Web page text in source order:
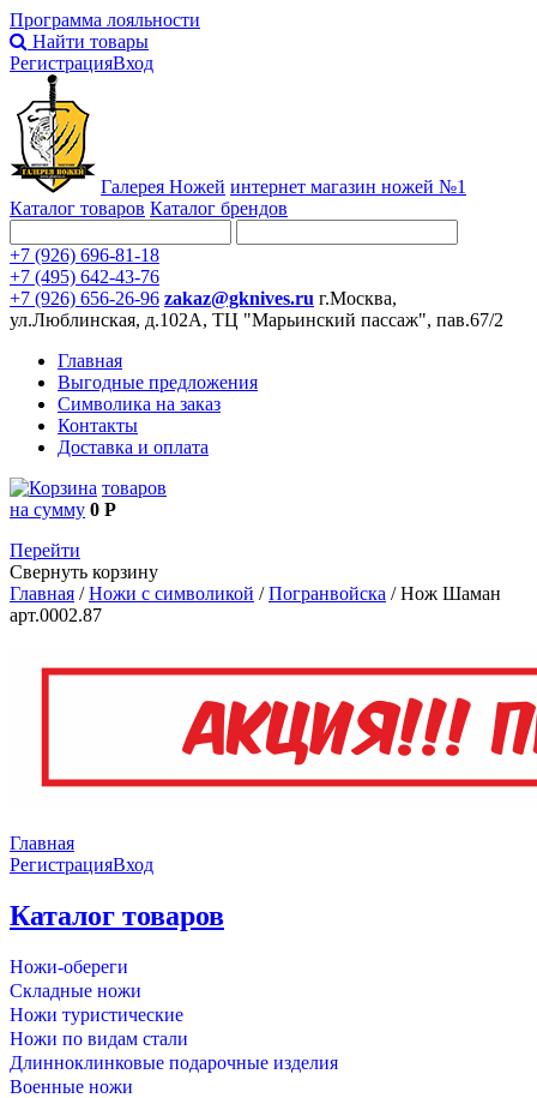
Программа лояльности
Найти товары
РегистрацияВход
Галерея Ножей интернет магазин ножей №1
Каталог товаров Каталог брендов
+7 (926) 696-81-18
+7 (495) 642-43-76
+7 (926) 656-26-96 zakaz@gknives.ru г.Москва,
ул.Люблинская, д.102А, ТЦ "Марьинский пассаж", пав.67/2
Главная
Выгодные предложения
Символика на заказ
Контакты
Доставка и оплата
товаров
на сумму 0 Р
Перейти
Свернуть корзину
Главная /Ножи с символикой /Погранвойска /Нож Шаман
арт.0002.87
Главная
РегистрацияВход
Каталог товаров
Ножи-обереги
Складные ножи
Ножи туристические
Ножи по видам стали
Длинноклинковые подарочные изделия
Военные ножи